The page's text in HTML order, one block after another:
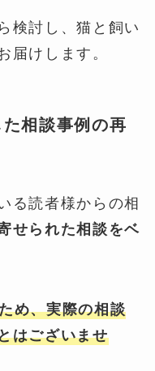
検討し、猫と飼い
届けします。
相談事例の再
る読者様からの相
せられた相談をベ
め、実際の相談
はございませ